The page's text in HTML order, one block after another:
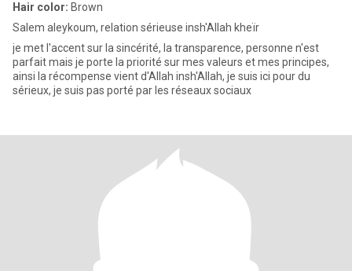
Hair color: Brown
Salem aleykoum, relation sérieuse insh'Allah kheïr
je met l'accent sur la sincérité, la transparence, personne n'est
parfait mais je porte la priorité sur mes valeurs et mes principes,
ainsi la récompense vient d'Allah insh'Allah, je suis ici pour du
sérieux, je suis pas porté par les réseaux sociaux